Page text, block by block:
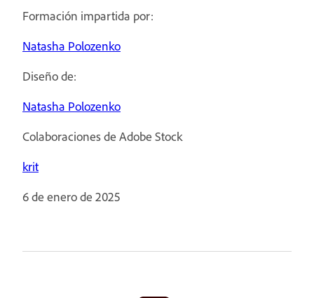
Formación impartida por:
Natasha Polozenko
Diseño de:
Natasha Polozenko
Colaboraciones de Adobe Stock
krit
6 de enero de 2025